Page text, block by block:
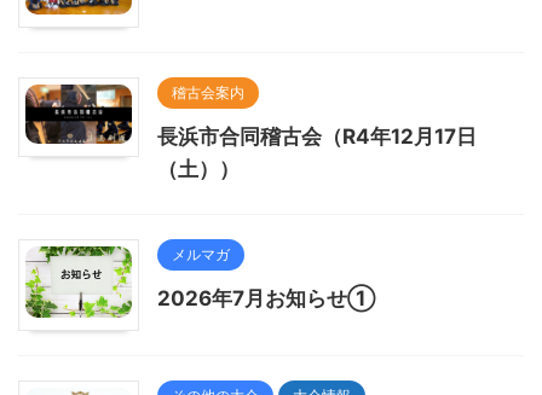
稽古会案内
長浜市合同稽古会（R4年12月17日
（土））
メルマガ
2026年7月お知らせ①